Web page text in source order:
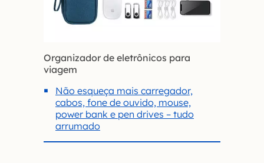
Organizador de eletrônicos para
viagem
Não esqueça mais carregador,
cabos, fone de ouvido, mouse,
power bank e pen drives – tudo
arrumado